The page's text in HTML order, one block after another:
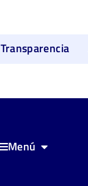
Transparencia
Menú